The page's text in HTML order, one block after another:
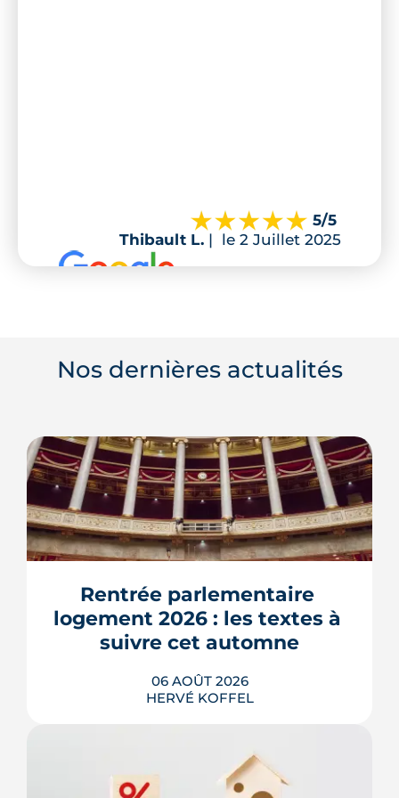
5/5
Thibault L. | le 2 Juillet 2025
Nos dernières actualités
Rentrée parlementaire
logement 2026 : les textes à
suivre cet automne
06 AOÛT 2026
HERVÉ KOFFEL
Après un printemps d'annonces,